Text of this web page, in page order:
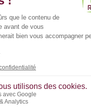
Mentions légales
Vie privée
Plan du site
Accès direct
Aides à la rénovation
Blog